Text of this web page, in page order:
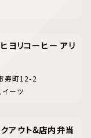
リコーヒー アリ
寿町12-2
イーツ
アウト&店内弁当